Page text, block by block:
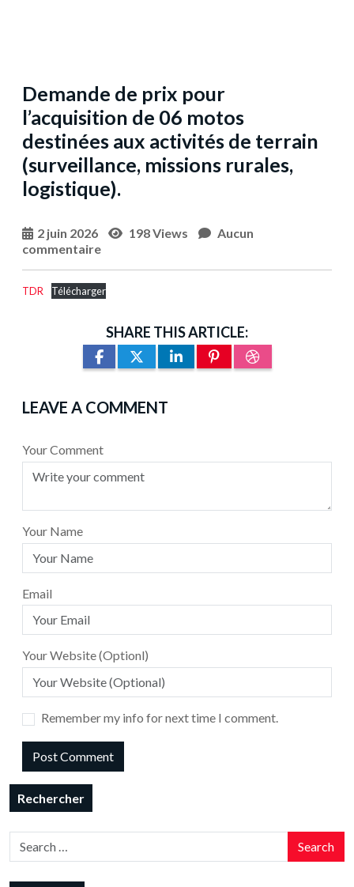
Demande de prix pour
l’acquisition de 06 motos
destinées aux activités de terrain
(surveillance, missions rurales,
logistique).
2 juin 2026 198 Views
Aucun
commentaire
TDR Télécharger
SHARE THIS ARTICLE:
LEAVE A COMMENT
Your Comment
Your Name
Email
Your Website (Optionl)
Remember my info for next time I comment.
Rechercher
Search